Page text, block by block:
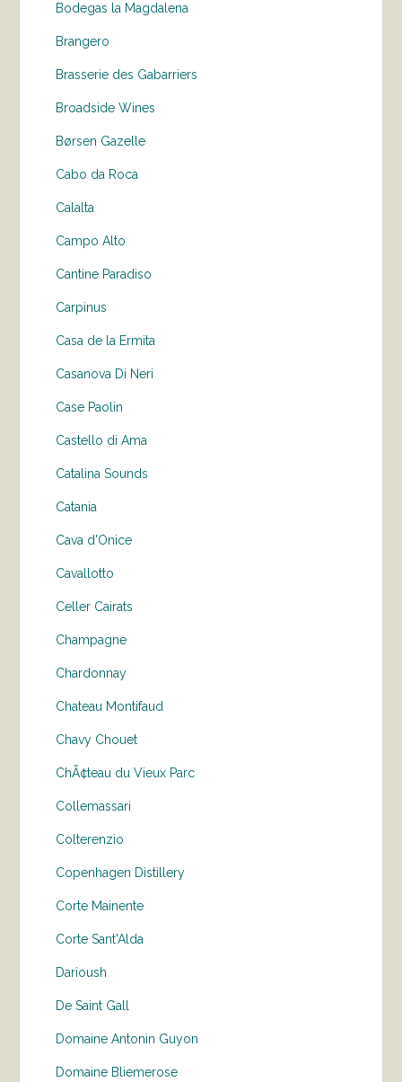
Bodegas la Magdalena
Brangero
Brasserie des Gabarriers
Broadside Wines
Børsen Gazelle
Cabo da Roca
Calalta
Campo Alto
Cantine Paradiso
Carpinus
Casa de la Ermita
Casanova Di Neri
Case Paolin
Castello di Ama
Catalina Sounds
Catania
Cava d'Onice
Cavallotto
Celler Cairats
Champagne
Chardonnay
Chateau Montifaud
Chavy Chouet
ChÃ¢teau du Vieux Parc
Collemassari
Colterenzio
Copenhagen Distillery
Corte Mainente
Corte Sant'Alda
Darioush
De Saint Gall
Domaine Antonin Guyon
Domaine Bliemerose